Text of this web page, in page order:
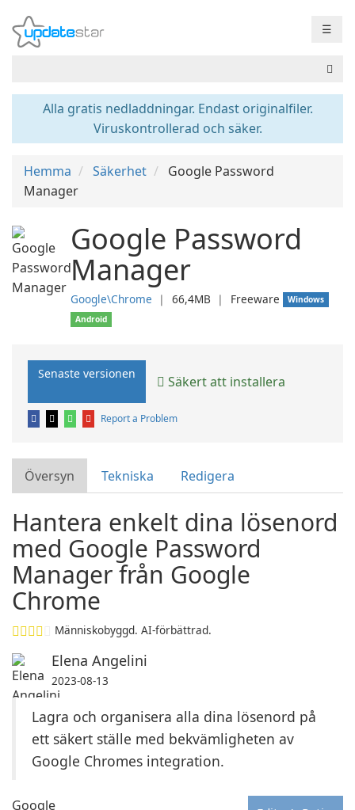
☰
Alla gratis nedladdningar. Endast originalfiler.
Viruskontrollerad och säker.
Hemma Säkerhet
Google Password
Manager
Google Password
Manager
Google\Chrome ❘ 66,4MB ❘ Freeware
Windows
Android
Senaste versionen Säkert att installera
Report a Problem
Översyn Tekniska Redigera
Hantera enkelt dina lösenord
med Google Password
Manager från Google
Chrome
Människobyggd. AI-förbättrad.
Elena Angelini
2023-08-13
Lagra och organisera alla dina lösenord på
ett säkert ställe med bekvämligheten av
Google Chromes integration.
Google